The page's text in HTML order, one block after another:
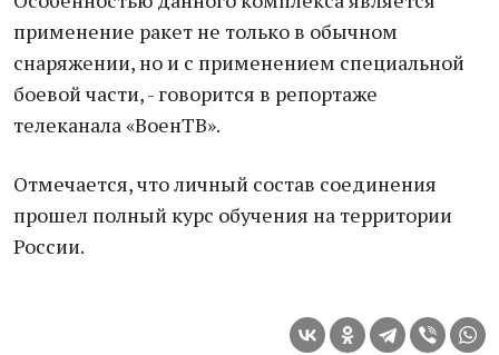
применение ракет не только в обычном
снаряжении, но и с применением специальной
боевой части, - говорится в репортаже
телеканала «ВоенТВ».
Отмечается, что личный состав соединения
прошел полный курс обучения на территории
России.